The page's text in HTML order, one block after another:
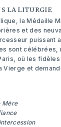
LA LITURGIE
la Médaille
et des
puissant
sont célébrées,
où les
Vierge et
Mère